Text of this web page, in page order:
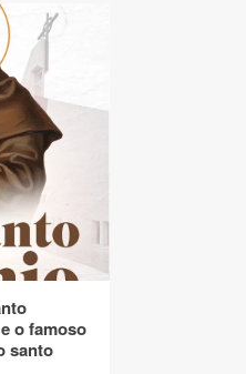
o famoso
santo